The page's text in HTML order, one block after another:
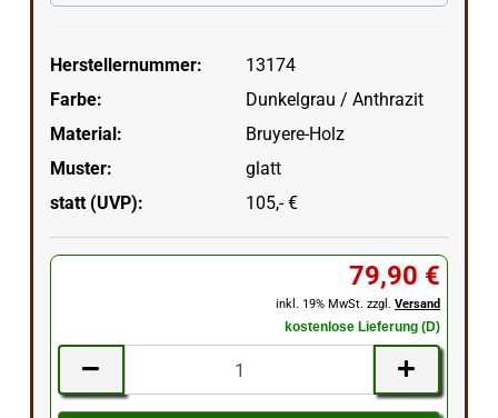
Herstellernummer:
13174
Farbe:
Dunkelgrau / Anthrazit
Material:
Bruyere-Holz
Muster:
glatt
statt (UVP):
105,- €
79,90 €
inkl. 19% MwSt. zzgl.Versand
kostenlose Lieferung (D)